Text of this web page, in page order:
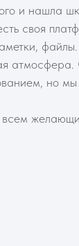
и нашла
своя
но мы